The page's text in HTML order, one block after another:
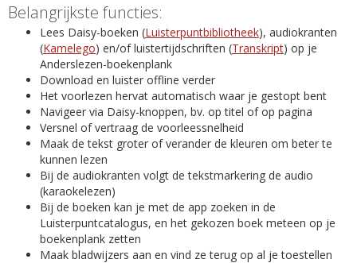
Belangrijkste functies:
Lees Daisy-boeken (Luisterpuntbibliotheek), audiokranten
(Kamelego) en/of luistertijdschriften (Transkript) op je
Anderslezen-boekenplank
Download en luister offline verder
Het voorlezen hervat automatisch waar je gestopt bent
Navigeer via Daisy-knoppen, bv. op titel of op pagina
Versnel of vertraag de voorleessnelheid
Maak de tekst groter of verander de kleuren om beter te
kunnen lezen
Bij de audiokranten volgt de tekstmarkering de audio
(karaokelezen)
Bij de boeken kan je met de app zoeken in de
Luisterpuntcatalogus, en het gekozen boek meteen op je
boekenplank zetten
Maak bladwijzers aan en vind ze terug op al je toestellen